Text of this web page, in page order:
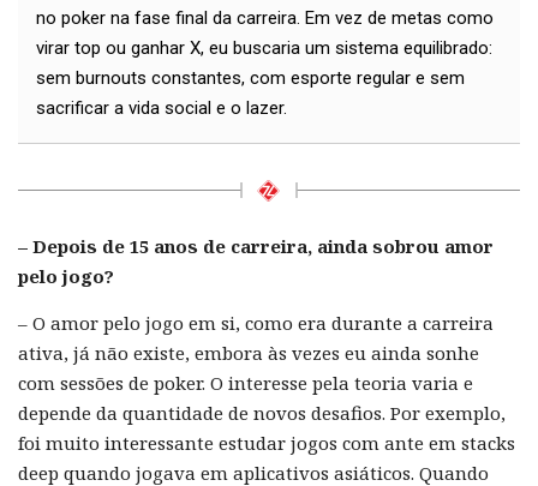
no poker na fase final da carreira. Em vez de metas como
virar top ou ganhar X, eu buscaria um sistema equilibrado:
sem burnouts constantes, com esporte regular e sem
sacrificar a vida social e o lazer.
– Depois de 15 anos de carreira, ainda sobrou amor
pelo jogo?
– O amor pelo jogo em si, como era durante a carreira
ativa, já não existe, embora às vezes eu ainda sonhe
com sessões de poker. O interesse pela teoria varia e
depende da quantidade de novos desafios. Por exemplo,
foi muito interessante estudar jogos com ante em stacks
deep quando jogava em aplicativos asiáticos. Quando